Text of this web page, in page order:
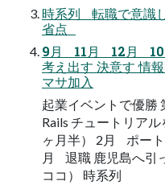
時系列 転職で意識
省点
9月 11月 12月 10
考え出す 決意す 情
マサ加入
起業イベントで優勝
Rails チュートリア
ヶ月半） 2月 ポー
月 退職 鹿児島へ引
ココ） 時系列